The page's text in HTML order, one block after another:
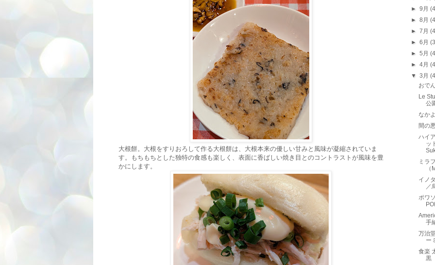
大根餅。大根をすりおろして作る大根餅は、大根本来の優しい甘みと風味が凝縮されていま
す。もちもちとした独特の食感も楽しく、表面に香ばしい焼き目とのコントラストが風味を豊
かにします。
►9月
►8月
►7月
►6月
►5月
►4月
▼3月
おで
Le
公
なか
間の
ハイ
ッ
ミラ
イノ
／
ポワ
手
万治
ー
食楽
黒